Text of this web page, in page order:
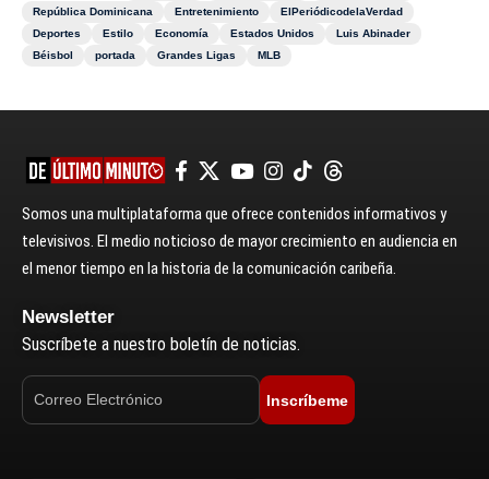
República Dominicana
Entretenimiento
ElPeriódicodelaVerdad
Deportes
Estilo Economía Estados Unidos
Luis Abinader
Béisbol
portada Grandes Ligas MLB
Somos una multiplataforma que ofrece contenidos informativos y
televisivos. El medio noticioso de mayor crecimiento en audiencia en
el menor tiempo en la historia de la comunicación caribeña.
Newsletter
Suscríbete a nuestro boletín de noticias.
Inscríbeme